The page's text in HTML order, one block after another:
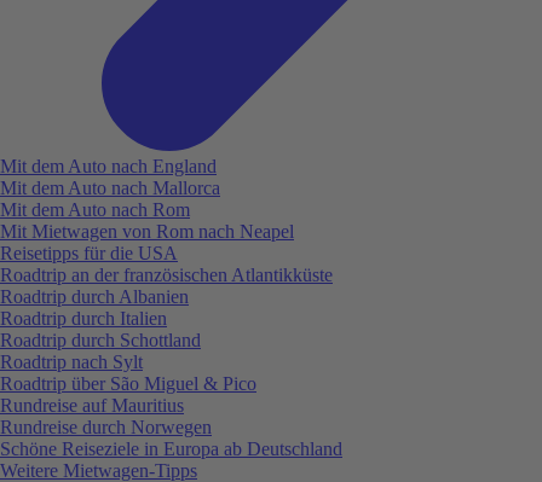
Mit dem Auto nach England
Mit dem Auto nach Mallorca
Mit dem Auto nach Rom
Mit Mietwagen von Rom nach Neapel
Reisetipps für die USA
Roadtrip an der französischen Atlantikküste
Roadtrip durch Albanien
Roadtrip durch Italien
Roadtrip durch Schottland
Roadtrip nach Sylt
Roadtrip über São Miguel & Pico
Rundreise auf Mauritius
Rundreise durch Norwegen
Schöne Reiseziele in Europa ab Deutschland
Weitere Mietwagen-Tipps